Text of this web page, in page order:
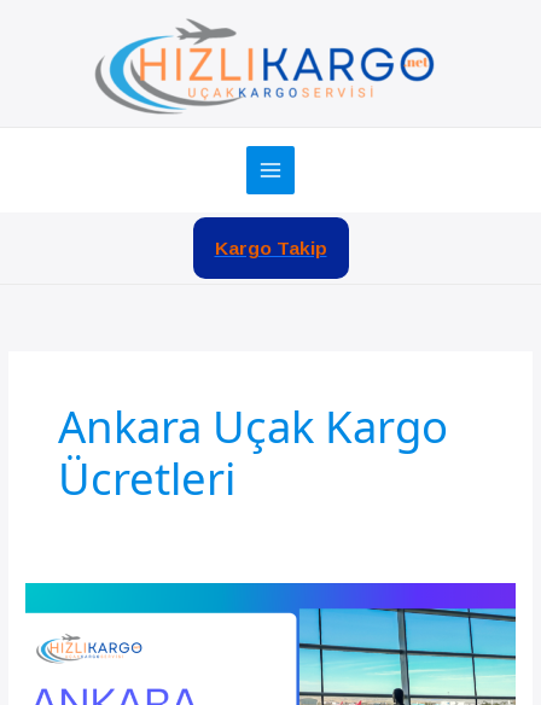
Kargo Takip
Ankara Uçak Kargo
Ücretleri